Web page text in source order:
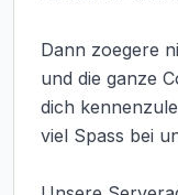
Dann zoegere
und die ganze
dich
viel Spass bei